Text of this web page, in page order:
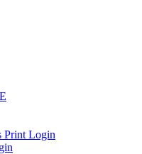
Print Login